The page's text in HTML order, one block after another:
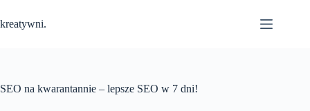
do
treści
kreatywni.
SEO na kwarantannie – lepsze SEO w 7 dni!